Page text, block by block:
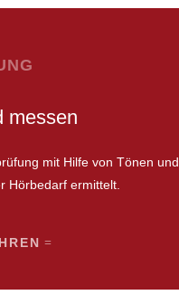
messen
mit Hilfe von Tönen und
Hörbedarf ermittelt.